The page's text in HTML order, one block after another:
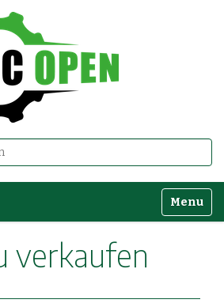
Toggle
verkaufen